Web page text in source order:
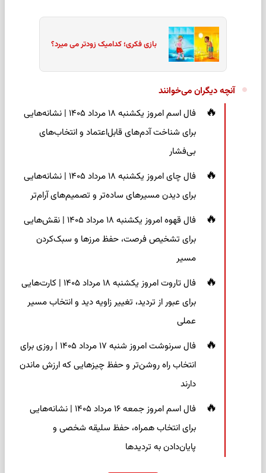
بازی فکری؛ کدامیک زودتر می میرد؟
آنچه دیگران می‌خوانند
فال اسم امروز یکشنبه ۱۸ مرداد ۱۴۰۵ | نشانه‌هایی
برای شناخت آدم‌های قابل‌اعتماد و انتخاب‌های
بی‌فشار
فال چای امروز یکشنبه ۱۸ مرداد ۱۴۰۵ | نشانه‌هایی
برای دیدن مسیرهای ساده‌تر و تصمیم‌های آرام‌تر
فال قهوه امروز یکشنبه ۱۸ مرداد ۱۴۰۵ | نقش‌هایی
برای تشخیص فرصت، حفظ مرزها و سبک‌کردن
مسیر
فال تاروت امروز یکشنبه ۱۸ مرداد ۱۴۰۵ | کارت‌هایی
برای عبور از تردید، تغییر زاویه دید و انتخاب مسیر
عملی
فال سرنوشت امروز شنبه ۱۷ مرداد ۱۴۰۵ | روزی برای
انتخاب راه روشن‌تر و حفظ چیزهایی که ارزش ماندن
دارند
فال اسم امروز جمعه ۱۶ مرداد ۱۴۰۵ | نشانه‌هایی
برای انتخاب همراه، حفظ سلیقه شخصی و
پایان‌دادن به تردیدها